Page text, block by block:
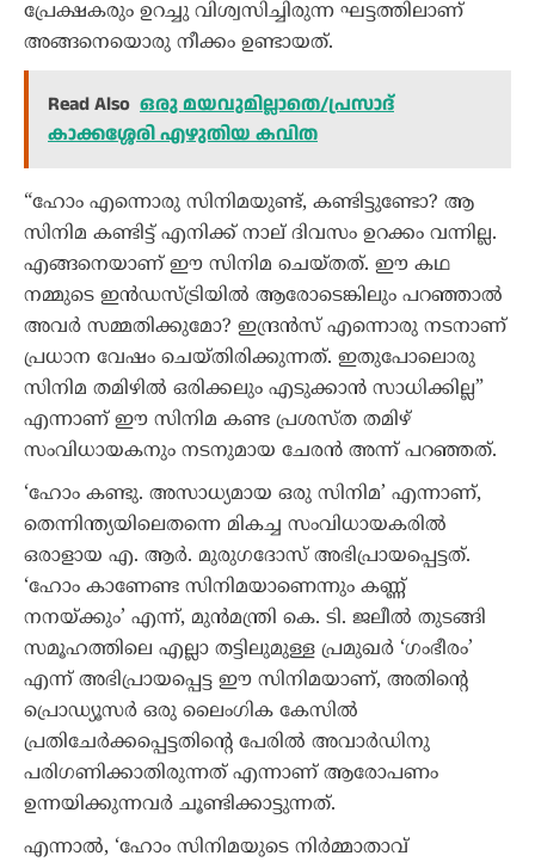
പ്രേക്ഷകരും ഉറച്ചു വിശ്വസിച്ചിരുന്ന ഘട്ടത്തിലാണ്
അങ്ങനെയൊരു നീക്കം ഉണ്ടായത്.
Read Also ഒരു മയവുമില്ലാതെ/പ്രസാദ്
കാക്കശ്ശേരി എഴുതിയ കവിത
“ഹോം എന്നൊരു സിനിമയുണ്ട്, കണ്ടിട്ടുണ്ടോ? ആ
സിനിമ കണ്ടിട്ട് എനിക്ക് നാല് ദിവസം ഉറക്കം വന്നില്ല.
എങ്ങനെയാണ് ഈ സിനിമ ചെയ്തത്. ഈ കഥ
നമ്മുടെ ഇൻഡസ്ട്രിയിൽ ആരോടെങ്കിലും പറഞ്ഞാൽ
അവർ സമ്മതിക്കുമോ? ഇന്ദ്രൻസ് എന്നൊരു നടനാണ്
പ്രധാന വേഷം ചെയ്തിരിക്കുന്നത്. ഇതുപോലൊരു
സിനിമ തമിഴിൽ ഒരിക്കലും എടുക്കാൻ സാധിക്കില്ല”
എന്നാണ് ഈ സിനിമ കണ്ട പ്രശസ്ത തമിഴ്
സംവിധായകനും നടനുമായ ചേരൻ അന്ന് പറഞ്ഞത്.
‘ഹോം കണ്ടു. അസാധ്യമായ ഒരു സിനിമ’ എന്നാണ്,
തെന്നിന്ത്യയിലെതന്നെ മികച്ച സംവിധായകരിൽ
ഒരാളായ എ. ആർ. മുരുഗദോസ് അഭിപ്രായപ്പെട്ടത്.
‘ഹോം കാണേണ്ട സിനിമയാണെന്നും കണ്ണ്
നനയ്ക്കും’ എന്ന്, മുൻമന്ത്രി കെ. ടി. ജലീൽ തുടങ്ങി
സമൂഹത്തിലെ എല്ലാ തട്ടിലുമുള്ള പ്രമുഖർ ‘ഗംഭീരം’
എന്ന് അഭിപ്രായപ്പെട്ട ഈ സിനിമയാണ്, അതിന്റെ
പ്രൊഡ്യൂസർ ഒരു ലൈംഗിക കേസിൽ
പ്രതിചേർക്കപ്പെട്ടതിന്റെ പേരിൽ അവാർഡിനു
പരിഗണിക്കാതിരുന്നത് എന്നാണ് ആരോപണം
ഉന്നയിക്കുന്നവർ ചൂണ്ടിക്കാട്ടുന്നത്.
എന്നാൽ, ‘ഹോം സിനിമയുടെ നിർമ്മാതാവ്